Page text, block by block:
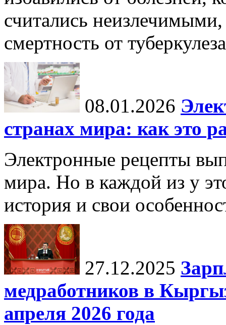
считались неизлечимыми,
смертность от
08.01.2026
странах мира: как это
Электронные рецепты
мира. Но в каждой из у
история и свои
27.12.2025
медработников в
апреля 2026 года